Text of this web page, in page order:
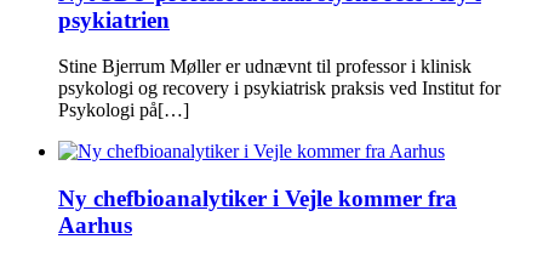
psykiatrien
Stine Bjerrum Møller er udnævnt til professor i klinisk
psykologi og recovery i psykiatrisk praksis ved Institut for
Psykologi på[…]
Ny chefbioanalytiker i Vejle kommer fra
Aarhus